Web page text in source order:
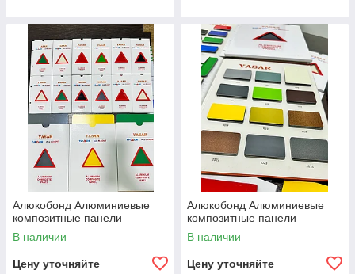
Алюкобонд Алюминиевые
композитные панели
В наличии
Цену уточняйте
Алюкобонд Алюминиевые
композитные панели
В наличии
Цену уточняйте